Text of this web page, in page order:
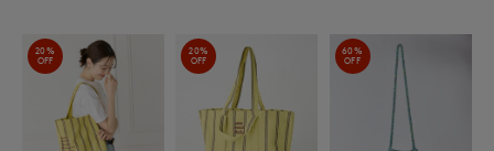
20%
OFF
20%
OFF
60%
OFF